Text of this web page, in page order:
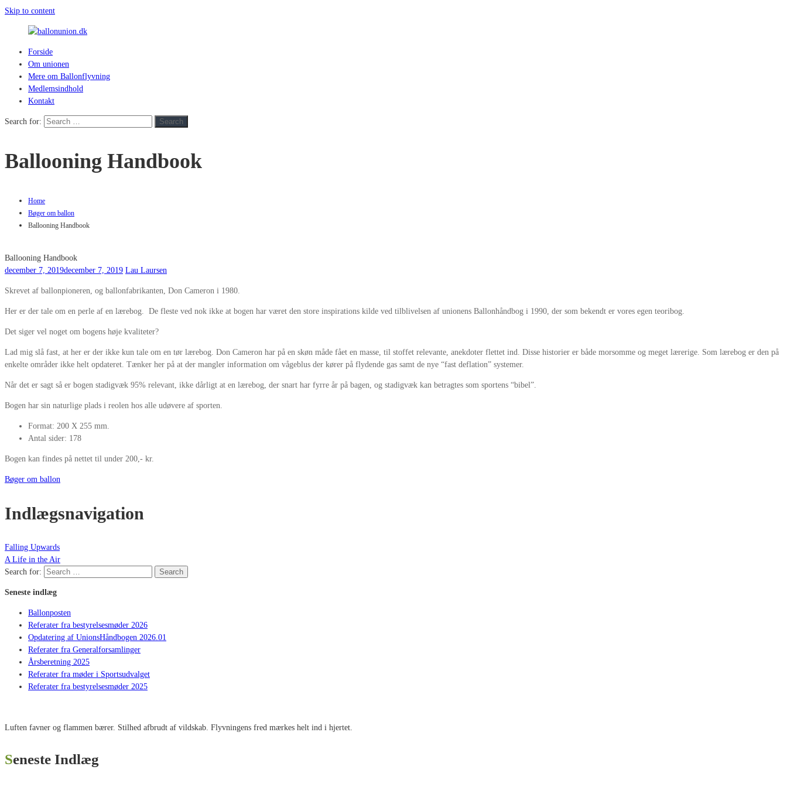
Skip to content
ballonunion.dk
hvad
blæser
Forside
Om unionen
Mere om Ballonflyvning
Medlemsindhold
Kontakt
Search for: Search
Ballooning Handbook
Home
Bøger om ballon
Ballooning Handbook
Ballooning Handbook
december 7, 2019december 7, 2019 Lau Laursen
Skrevet af ballonpioneren, og ballonfabrikanten, Don Cameron i 1980.
Her er der tale om en perle af en lærebog. De fleste ved nok ikke at bogen har været den store inspirations kilde ved tilblivelsen af unionens Ballonhåndbog i 1990, der som bekendt er vores egen teoribog.
Det siger vel noget om bogens høje kvaliteter?
Lad mig slå fast, at her er der ikke kun tale om en tør lærebog. Don Cameron har på en skøn måde fået en masse, til stoffet relevante, anekdoter flettet ind. Disse historier er både morsomme og meget lærerige. Som lærebog er den på
enkelte områder ikke helt opdateret. Tænker her på at der mangler information om vågeblus der kører på flydende gas samt de nye “fast deflation” systemer.
Når det er sagt så er bogen stadigvæk 95% relevant, ikke dårligt at en lærebog, der snart har fyrre år på bagen, og stadigvæk kan betragtes som sportens “bibel”.
Bogen har sin naturlige plads i reolen hos alle udøvere af sporten.
Format: 200 X 255 mm.
Antal sider: 178
Bogen kan findes på nettet til under 200,- kr.
Bøger om ballon
Indlægsnavigation
Falling Upwards
A Life in the Air
Search for:
Search
Seneste indlæg
Ballonposten
Referater fra bestyrelsesmøder 2026
Opdatering af UnionsHåndbogen 2026.01
Referater fra Generalforsamlinger
Årsberetning 2025
Referater fra møder i Sportsudvalget
Referater fra bestyrelsesmøder 2025
Luften favner og flammen bærer. Stilhed afbrudt af vildskab. Flyvningens fred mærkes helt ind i hjertet.
Seneste Indlæg